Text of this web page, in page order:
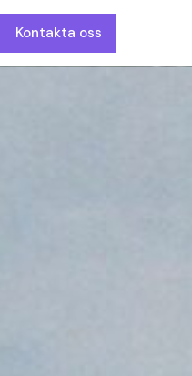
Kontakta oss